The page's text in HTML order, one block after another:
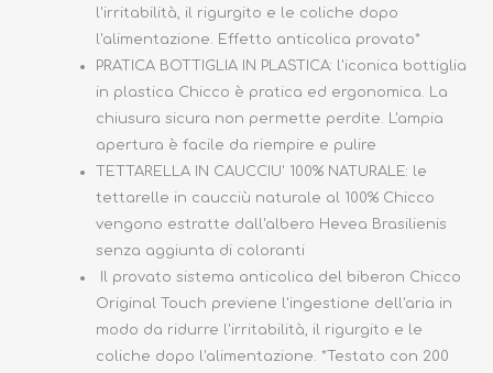
l'irritabilità, il rigurgito e le coliche dopo
l'alimentazione. Effetto anticolica provato*
PRATICA BOTTIGLIA IN PLASTICA: l'iconica bottiglia
in plastica Chicco è pratica ed ergonomica. La
chiusura sicura non permette perdite. L'ampia
apertura è facile da riempire e pulire
TETTARELLA IN CAUCCIU' 100% NATURALE: le
tettarelle in caucciù naturale al 100% Chicco
vengono estratte dall'albero Hevea Brasilienis
senza aggiunta di coloranti
Il provato sistema anticolica del biberon Chicco
Original Touch previene l'ingestione dell'aria in
modo da ridurre l'irritabilità, il rigurgito e le
coliche dopo l'alimentazione. *Testato con 200